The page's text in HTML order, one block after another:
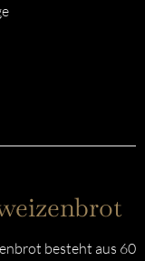
besteht aus 60